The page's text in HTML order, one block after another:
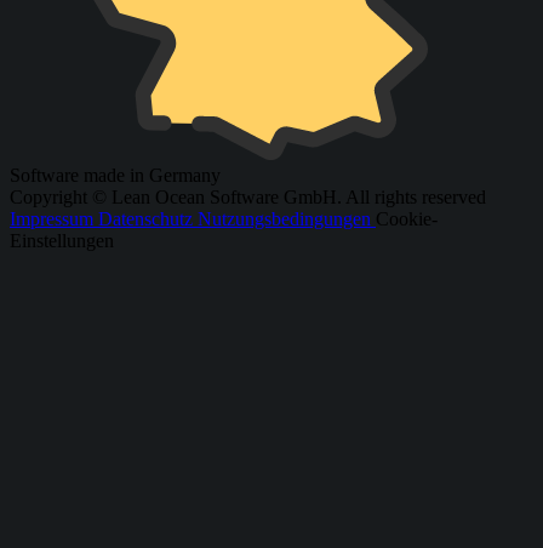
Software made in Germany
Copyright © Lean Ocean Software GmbH. All rights reserved
Impressum Datenschutz Nutzungsbedingungen Cookie-
Einstellungen